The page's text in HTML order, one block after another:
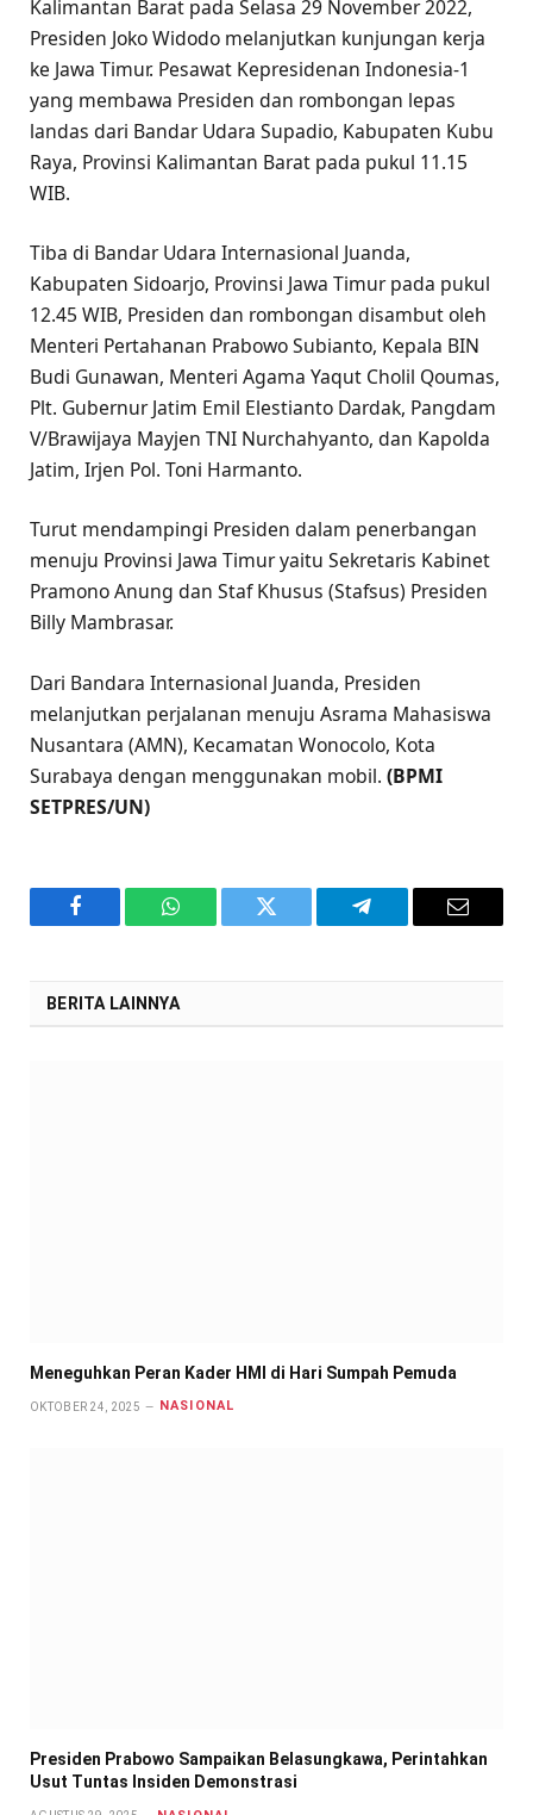
Kalimantan Barat pada Selasa 29 November 2022,
Presiden Joko Widodo melanjutkan kunjungan kerja
ke Jawa Timur. Pesawat Kepresidenan Indonesia-1
yang membawa Presiden dan rombongan lepas
landas dari Bandar Udara Supadio, Kabupaten Kubu
Raya, Provinsi Kalimantan Barat pada pukul 11.15
WIB.
Tiba di Bandar Udara Internasional Juanda,
Kabupaten Sidoarjo, Provinsi Jawa Timur pada pukul
12.45 WIB, Presiden dan rombongan disambut oleh
Menteri Pertahanan Prabowo Subianto, Kepala BIN
Budi Gunawan, Menteri Agama Yaqut Cholil Qoumas,
Plt. Gubernur Jatim Emil Elestianto Dardak, Pangdam
V/Brawijaya Mayjen TNI Nurchahyanto, dan Kapolda
Jatim, Irjen Pol. Toni Harmanto.
Turut mendampingi Presiden dalam penerbangan
menuju Provinsi Jawa Timur yaitu Sekretaris Kabinet
Pramono Anung dan Staf Khusus (Stafsus) Presiden
Billy Mambrasar.
Dari Bandara Internasional Juanda, Presiden
melanjutkan perjalanan menuju Asrama Mahasiswa
Nusantara (AMN), Kecamatan Wonocolo, Kota
Surabaya dengan menggunakan mobil. (BPMI
SETPRES/UN)
Facebook WhatsAppTwitter Telegram Email
BERITA LAINNYA
Meneguhkan Peran Kader HMI di Hari Sumpah Pemuda
OKTOBER 24, 2025 NASIONAL
Presiden Prabowo Sampaikan Belasungkawa, Perintahkan
Usut Tuntas Insiden Demonstrasi